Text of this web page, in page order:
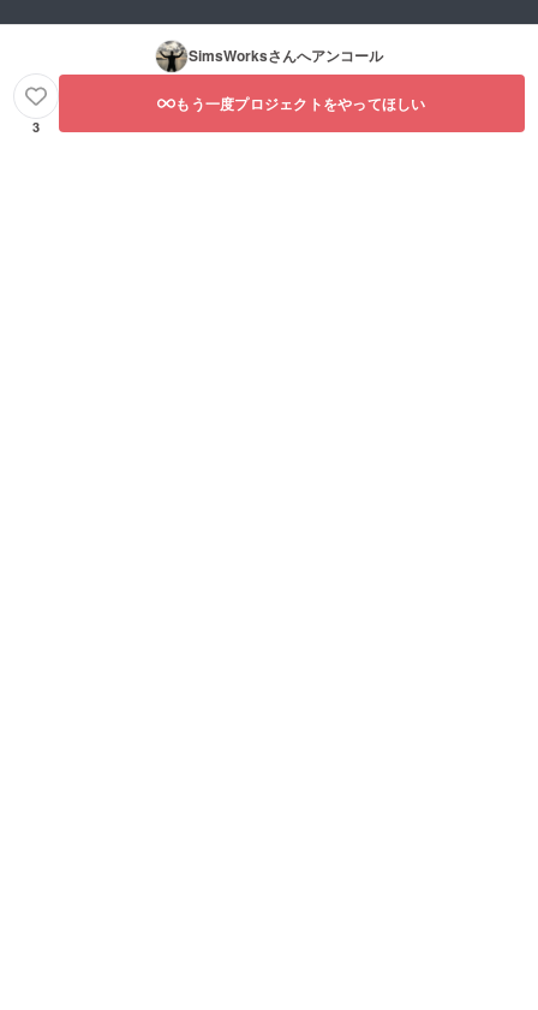
SimsWorksさんへアンコール
3
もう一度プロジェクトをやってほしい